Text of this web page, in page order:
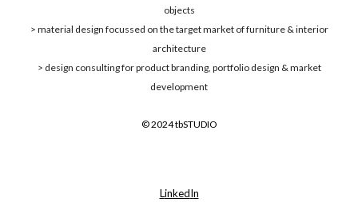
objects
> material design focussed on the target market of furniture & interior
architecture
> design consulting for product branding, portfolio design & market
development
© 2024tbSTUDIO
LinkedIn